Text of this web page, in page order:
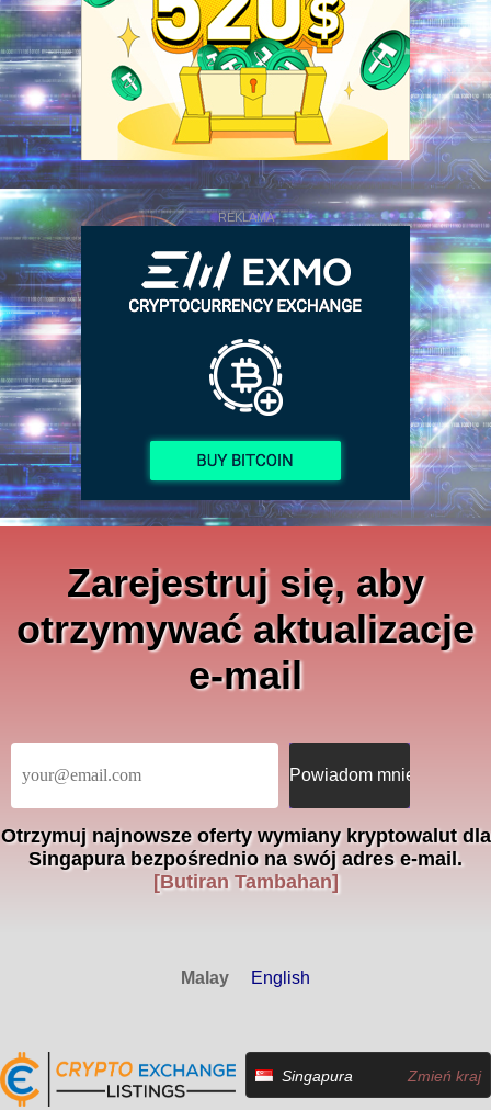
REKLAMA
Zarejestruj się, aby
otrzymywać aktualizacje
e-mail
Otrzymuj najnowsze oferty wymiany kryptowalut dla
Singapura bezpośrednio na swój adres e-mail.
[Butiran Tambahan]
Malay English
Singapura Zmień kraj